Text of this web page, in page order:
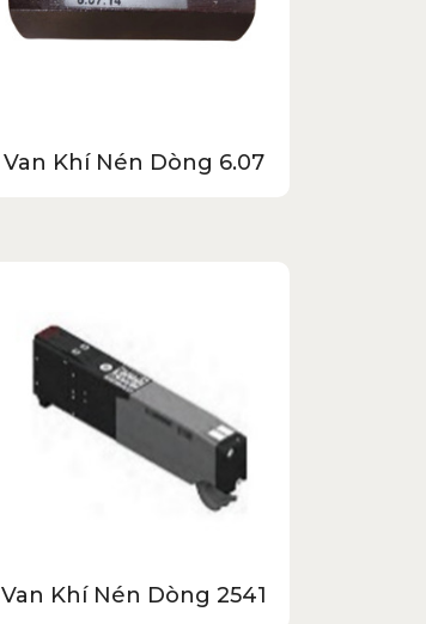
Van Khí Nén Dòng 6.07
Van Khí Nén Dòng 2541